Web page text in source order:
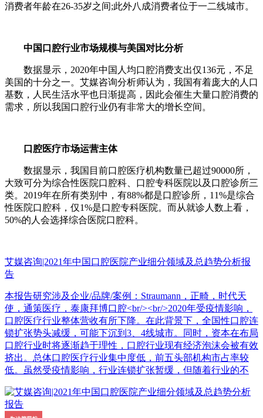
消费者年龄在26-35岁之间;此外八成消费者位于一二线城市。
中国口腔行业市场规模与美国对比分析
数据显示，2020年中国人均口腔消费支出仅136元，不足
美国的十分之一。艾媒咨询分析师认为，我国有着庞大的人口
基数，人民生活水平也日渐提高，因此会催生大量口腔消费的
需求，所以我国口腔行业仍有非常大的增长空间。
口腔医疗市场运营主体
数据显示，我国目前口腔医疗机构数量已超过90000所，
大致可分为综合性医院口腔科、口腔专科医院以及口腔诊所三
类。2019年在所有类别中，有88%都是口腔诊所，11%是综合
性医院口腔科，仅1%是口腔专科医院。而从就诊人数上看，
50%的人会选择综合医院口腔科。
艾媒咨询|2021年中国口腔医院产业细分领域及总趋势分析报
告
本报告研究涉及企业/品牌/案例：Straumann，正畸，时代天
使，通策医疗，泰康拜博口腔<br/><br/>2020年受疫情影响，
口腔医疗行业整体营收有所下降。在此背景下，全国性口腔连
锁扩张势头减缓，可能下沉到3、4线城市。同时，资本在布局
口腔行业时将逐渐趋于理性，口腔行业现有经济泡沫会被有效
挤出。总体口腔医疗行业集中度低，前五头部机构市占率较
低。虽然受疫情影响，行业连锁扩张暂缓，但随着行业的不